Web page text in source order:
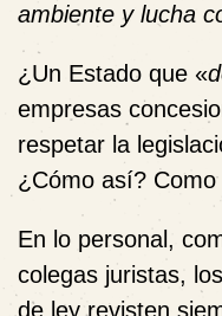
ambiente y lucha
¿Un Estado que «
empresas
respetar la
¿Cómo así? Como
En lo personal,
colegas juristas,
de ley revisten